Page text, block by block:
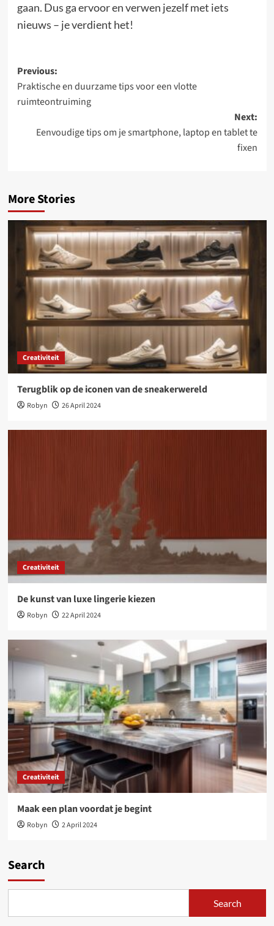
gaan. Dus ga ervoor en verwen jezelf met iets
nieuws – je verdient het!
Post
navigation
Previous:
Praktische en duurzame tips voor een vlotte
ruimteontruiming
Next:
Eenvoudige tips om je smartphone, laptop en tablet te
fixen
More Stories
Creativiteit
Terugblik op de iconen van de sneakerwereld
Robyn 26 April 2024
Creativiteit
De kunst van luxe lingerie kiezen
Robyn 22 April 2024
Creativiteit
Maak een plan voordat je begint
Robyn 2 April 2024
Search
Search